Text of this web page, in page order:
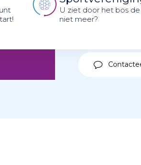
U ziet door het bos
niet meer?